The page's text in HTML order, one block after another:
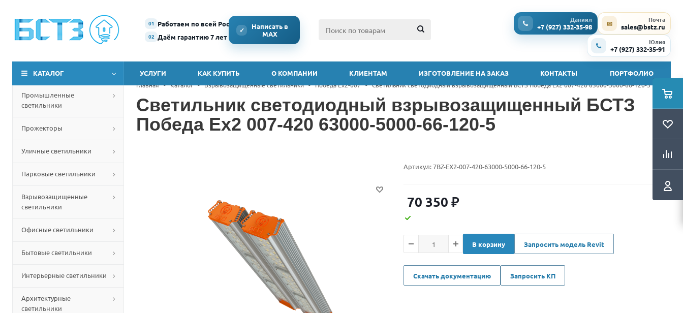
01 Работаем по всей России
02 Даём гарантию 7 лет
✓
Написать в
MAX
Даниил
+7 (927) 332-35-98 ✉ Почта
sales@bstz.ru
Юлия
+7 (927) 332-35-91
КАТАЛОГ УСЛУГИ КАК КУПИТЬ О КОМПАНИИ КЛИЕНТАМ ИЗГОТОВЛЕНИЕ НА ЗАКАЗ КОНТАКТЫ ПОРТФОЛИО
Промышленные
светильники
Прожекторы
Уличные светильники
Парковые светильники
Взрывозащищенные
светильники
Офисные светильники
Бытовые светильники
Интерьерные светильники
Архитектурные
светильники
Главная - Каталог - Взрывозащищенные светильники - Победа Ex2-007 - Светильник светодиодный взрывозащищенный БСТЗ Победа Ex2 007-420 63000-5000-66-120-5
Светильник светодиодный взрывозащищенный БСТЗ
Победа Ex2 007-420 63000-5000-66-120-5
Артикул:7BZ-EX2-007-420-63000-5000-66-120-5
70 350 ₽
В корзину Запросить модель Revit
Скачать документацию Запросить КП